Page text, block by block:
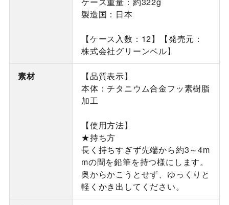
製造国：日本
【ケース入数：12】【発売元：
株式会社グリーンベル】
素材
【品質表示】
本体：チタニウム合金フッ素樹脂
加工
【使用方法】
★持ち方
長く持ちすぎず先端から約3～4m
mの間を鉛筆を持つ様にします。
奥からかこうとせず、ゆっくりと
軽くかき出してください。